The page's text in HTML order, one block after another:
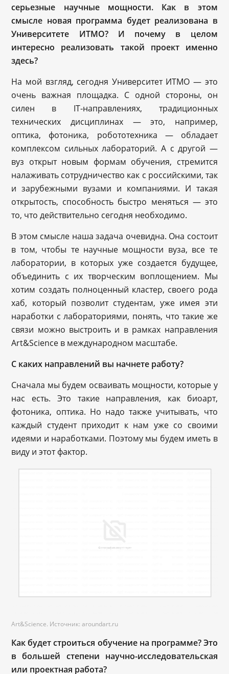
серьезные научные мощности. Как в этом
смысле новая программа будет реализована в
Университете ИТМО? И почему в целом
интересно реализовать такой проект именно
здесь?
На мой взгляд, сегодня Университет ИТМО — это
очень важная площадка. С одной стороны, он
силен в IT-направлениях, традиционных
технических дисциплинах — это, например,
оптика, фотоника, робототехника — обладает
комплексом сильных лабораторий. А с другой —
вуз открыт новым формам обучения, стремится
налаживать сотрудничество как с российскими, так
и зарубежными вузами и компаниями. И такая
открытость, способность быстро меняться — это
то, что действительно сегодня необходимо.
В этом смысле наша задача очевидна. Она состоит
в том, чтобы те научные мощности вуза, все те
лаборатории, в которых уже создается будущее,
объединить с их творческим воплощением. Мы
хотим создать полноценный кластер, своего рода
хаб, который позволит студентам, уже имея эти
наработки с лабораториями, понять, что такие же
связи можно выстроить и в рамках направления
Art&Science в международном масштабе.
С каких направлений вы начнете работу?
Сначала мы будем осваивать мощности, которые у
нас есть. Это такие направления, как биоарт,
фотоника, оптика. Но надо также учитывать, что
каждый студент приходит к нам уже со своими
идеями и наработками. Поэтому мы будем иметь в
виду и этот фактор.
Art&Science. Источник: aroundart.ru
Как будет строиться обучение на программе? Это
в большей степени научно-исследовательская
или проектная работа?